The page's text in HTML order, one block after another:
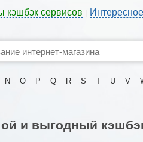
кэшбэк сервисов Интересное
N O P Q R S T U V
и выгодный